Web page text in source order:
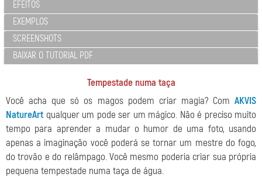
EFEITOS
EXEMPLOS
SCREENSHOTS
BAIXAR O TUTORIAL PDF
Tempestade numa taça
Você acha que só os magos podem criar magia? Com AKVIS
NatureArt qualquer um pode ser um mágico. Não é preciso muito
tempo para aprender a mudar o humor de uma foto, usando
apenas a imaginação você poderá se tornar um mestre do fogo,
do trovão e do relâmpago. Você mesmo poderia criar sua própria
pequena tempestade numa taça de água.